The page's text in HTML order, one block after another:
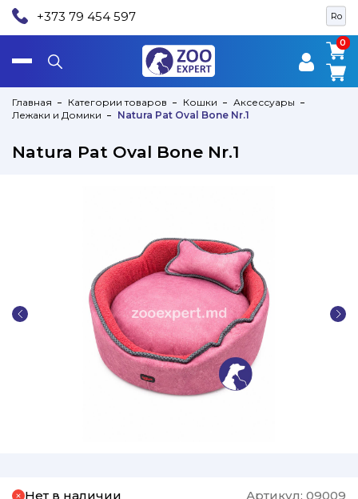
Ro
+373 79 454 597
0
0
Главная Категории товаров Кошки
Аксессуары
Лежаки и Домики
Natura Pat Oval Bone Nr.1
Natura Pat Oval Bone Nr.1
Нет в наличии Артикул: 09009